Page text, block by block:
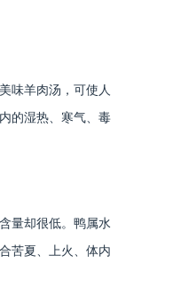
味羊肉汤，可使人
的湿热、寒气、毒
量却很低。鸭属水
苦夏、上火、体内